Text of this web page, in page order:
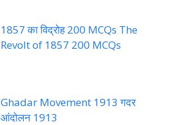
1857 का विद्रोह 200 MCQs The
Revolt of 1857 200 MCQs
Ghadar Movement 1913 गदर
आंदोलन 1913